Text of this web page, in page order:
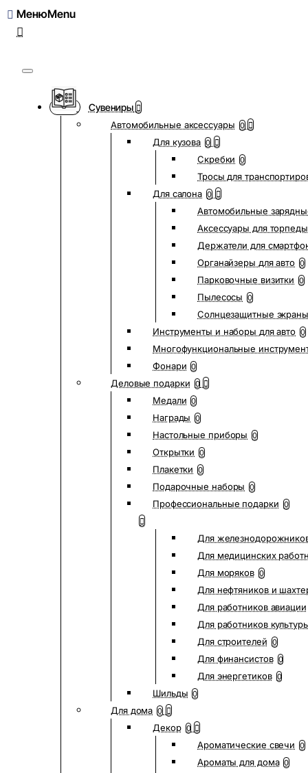
Меню
Сувениры
Автомобильные аксессуары 0
Для кузова 0
Скребки 0
Тросы для
Для салона 0
Автомобильные
Аксессуары для
Держатели для
Органайзеры для авто 0
Парковочные визитки 0
Пылесосы 0
Солнцезащитные экраны
Инструменты и наборы для авто 0
Многофункциональные
Фонари 0
Деловые подарки 0
Медали 0
Награды 0
Настольные приборы 0
Открытки 0
Плакетки 0
Подарочные наборы 0
Профессиональные подарки 0
Для
Для медицинских
Для моряков 0
Для нефтяников и
Для работников авиации
Для работников
Для строителей 0
Для финансистов 0
Для энергетиков 0
Шильды 0
Для дома 0
Декор 0
Ароматические свечи 0
Ароматы для дома 0